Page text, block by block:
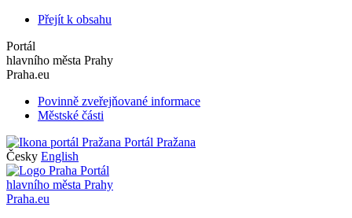
Přejít k obsahu
Portál
hlavního města Prahy
Praha.eu
Povinně zveřejňované informace
Městské části
Portál Pražana
Česky English
Portál
hlavního města Prahy
Praha.eu